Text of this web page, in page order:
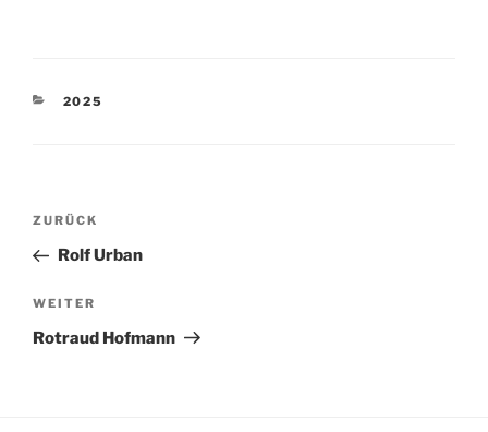
KATEGORIEN
2025
Beitragsnavigation
Vorheriger
Beitrag
ZURÜCK
Rolf Urban
Nächster
Beitrag
WEITER
Rotraud Hofmann